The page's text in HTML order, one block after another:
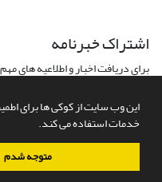
این وب سایت از کوکی ها برای
خدمات استفاده می کند.
متوجه شدم
اشتراک خبرنامه
برای دریافت اخبار و اطلاعیه
سامانه مدیریت نشریات علمی.